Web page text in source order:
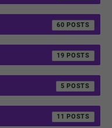
60
19
5
11